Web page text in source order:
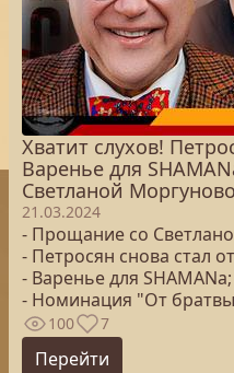
Хватит слухов!
Варенье для
Светланой
21.03.2024
- Прощание со
- Петросян снова стал
- Варенье для SHAMANa;
- Номинация "От
100 7
Перейти